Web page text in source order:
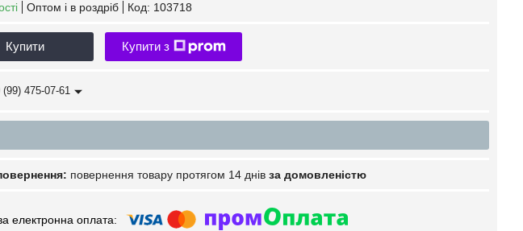
Оптом і в роздріб Код: 103718
Купити Купити з
(99) 475-07-61
повернення товару протягом 14 днів за домовленістю